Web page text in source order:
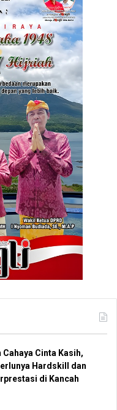
Cahaya Cinta Kasih,
Hardskill dan
di Kancah